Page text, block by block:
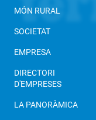
MÓN RURAL
SOCIETAT
EMPRESA
DIRECTORI
D'EMPRESES
LA PANORÀMICA